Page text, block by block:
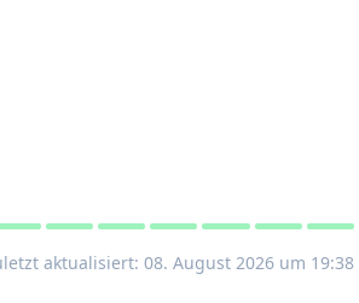
aktualisiert: 08. August 2026 um 19:38